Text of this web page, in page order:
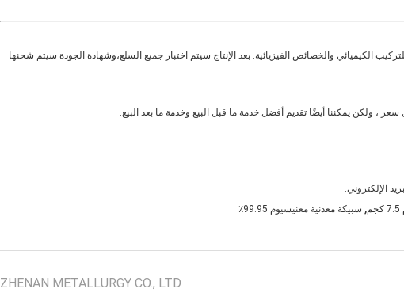
الكيميائي والخصائص الفيزيائية. بعد الإنتاج سيتم اختبار جميع السلع،وشهادة الجودة سيتم شحنها
، ولكن يمكننا أيضًا تقديم أفضل خدمة ما قبل البيع وخدمة ما بعد البيع.
, سبيكة معدنية مغنيسيوم 99.95٪
ZHENAN METALLURGY CO., LTD